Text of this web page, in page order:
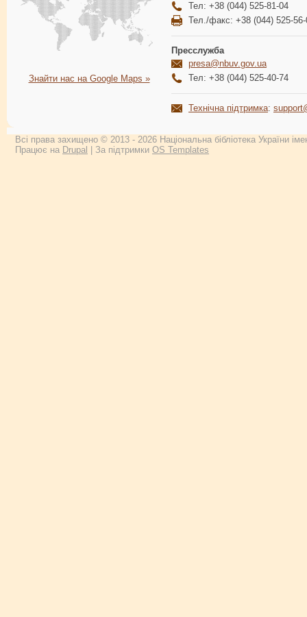
Знайти нас на Google Maps »
Тел: +38 (044) 525-81-04
Тел./факс: +38 (044) 525-56-
Пресслужба
presa@nbuv.gov.ua
Тел: +38 (044) 525-40-74
Технічна підтримка:
Всі права захищено © 2013 - 2026 Національна бібліотека України
Працює на Drupal | За підтримки OS Templates